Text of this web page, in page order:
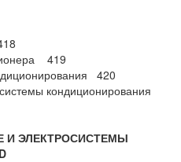
419
420
кондиционирования
И ЭЛЕКТРОСИСТЕМЫ
D